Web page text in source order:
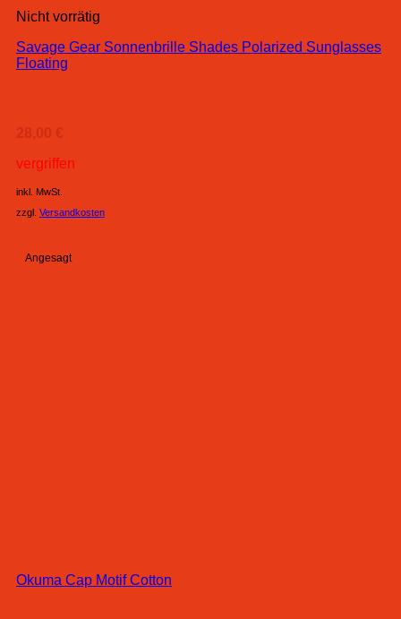
Nicht vorrätig
Savage Gear Sonnenbrille Shades Polarized Sunglasses
Floating
28,00 €
vergriffen
inkl. MwSt.
zzgl. Versandkosten
Angesagt
Okuma Cap Motif Cotton